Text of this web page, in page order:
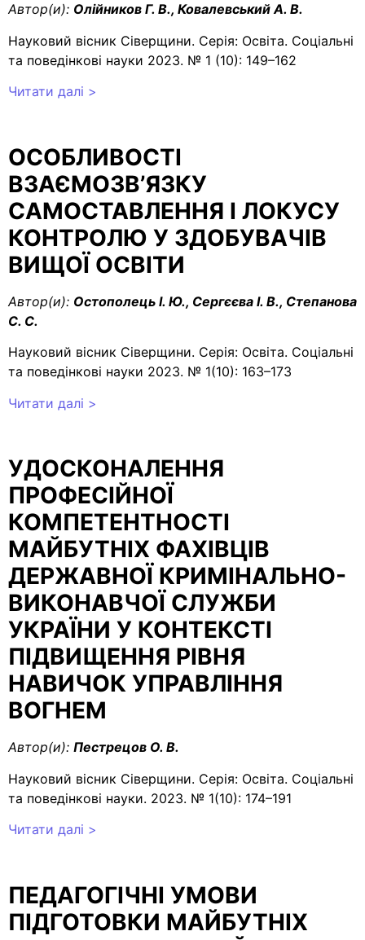
Автор(и): Олійников Г. В., Ковалевський А. В.
Науковий вісник Сіверщини. Серія: Освіта. Соціальні
та поведінкові науки 2023. № 1 (10): 149–162
Читати далі >
ОСОБЛИВОСТІ
ВЗАЄМОЗВ’ЯЗКУ
САМОСТАВЛЕННЯ І ЛОКУСУ
КОНТРОЛЮ У ЗДОБУВАЧІВ
ВИЩОЇ ОСВІТИ
Автор(и): Остополець І. Ю., Сергєєва І. В., Степанова
С. С.
Науковий вісник Сіверщини. Серія: Освіта. Соціальні
та поведінкові науки 2023. № 1(10): 163–173
Читати далі >
УДОСКОНАЛЕННЯ
ПРОФЕСІЙНОЇ
КОМПЕТЕНТНОСТІ
МАЙБУТНІХ ФАХІВЦІВ
ДЕРЖАВНОЇ КРИМІНАЛЬНО-
ВИКОНАВЧОЇ СЛУЖБИ
УКРАЇНИ У КОНТЕКСТІ
ПІДВИЩЕННЯ РІВНЯ
НАВИЧОК УПРАВЛІННЯ
ВОГНЕМ
Автор(и): Пестрецов О. В.
Науковий вісник Сіверщини. Серія: Освіта. Соціальні
та поведінкові науки. 2023. № 1(10): 174–191
Читати далі >
ПЕДАГОГІЧНІ УМОВИ
ПІДГОТОВКИ МАЙБУТНІХ